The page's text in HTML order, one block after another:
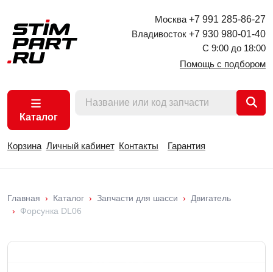
Москва +7 991 285-86-27
Владивосток +7 930 980-01-40
С 9:00 до 18:00
Помощь с подбором
Каталог
Корзина Личный кабинет Контакты Гарантия
Главная Каталог Запчасти для шасси
Двигатель
Форсунка DL06